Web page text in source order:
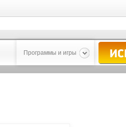
Программы и игры